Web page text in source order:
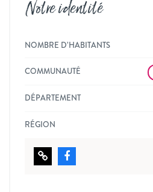
Notre identité
NOMBRE D’HABITANTS
COMMUNAUTÉ
DÉPARTEMENT
RÉGION